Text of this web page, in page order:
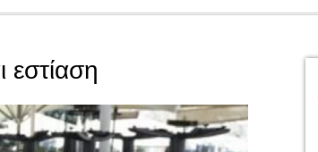
εστίαση